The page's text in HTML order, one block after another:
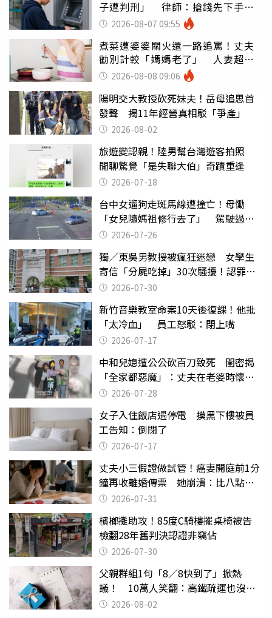
子遭判刑」 律師：搶錢先下手是
罪 2026-08-07 09:55
煮菜遭婆婆關火還一路追罵！丈夫
勸別計較「媽媽老了」 人妻超崩
潰：我像台傭
2026-08-08 09:06
陽明交大教授砍死妹夫！岳母追思首
發聲 揭11年經營真相駁「爭產」
2026-08-02
旅遊變認親！陸男幫台灣遊客拍照
閒聊驚覺「是失聯大伯」奇蹟重逢
2026-07-18
台中女遛狗走斑馬線遭撞亡！母慟
「女兒隨媽祖修行去了」 駕駛過失
致死判9月
2026-07-26
獨／東吳男教授被瘋狂迷戀 女學生
寄信「分屍吃掉」30次騷擾！認罪免
關 2026-07-30
新竹音樂教室命案10天後復課！他批
「太冷血」 員工怒駁：閉上嘴
2026-07-17
中和兒媳遭公公砍百刀致死 閨密揭
「全家都惡魔」：丈夫在老婆時懷孕
摔東西
2026-07-28
女子入住飯店遇停電 摸黑下樓被員
工告知：倒閉了
2026-07-17
丈夫小三假證做試管！癌妻開庭前1分
鐘再收離婚傳票 她崩潰：比八點檔
還扯2026-07-31
檳榔攤助攻！85度C騎樓擺桌椅被告
檢翻28年舊判決認證非竊佔
2026-07-30
父親群組1句「8／8快到了」掀熱
議！ 10萬人笑翻：高鐵疏運也沒列
父親節
2026-08-02